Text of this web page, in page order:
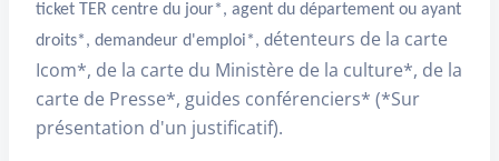
ticket TER centre du jour*, agent du département ou ayant
droits*, demandeur d'emploi*, détenteurs de la carte
Icom*, de la carte du Ministère de la culture*, de la
carte de Presse*, guides conférenciers* (*Sur
présentation d'un justificatif).